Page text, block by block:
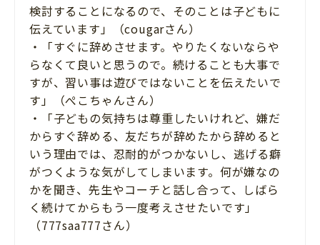
検討することになるので、そのことは子どもに
伝えています」（cougarさん）
・「すぐに辞めさせます。やりたくないならや
らなくて良いと思うので。続けることも大事で
すが、習い事は遊びではないことを伝えたいで
す」（ぺこちゃんさん）
・「子どもの気持ちは尊重したいけれど、嫌だ
からすぐ辞める、友だちが辞めたから辞めると
いう理由では、忍耐的がつかないし、逃げる癖
がつくような気がしてしまいます。何が嫌なの
かを聞き、先生やコーチと話し合って、しばら
く続けてからもう一度考えさせたいです」
（777saa777さん）